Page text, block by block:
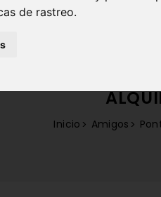
de rastreo.
INICIO ¿QUÉ ES
Inicio Amigos